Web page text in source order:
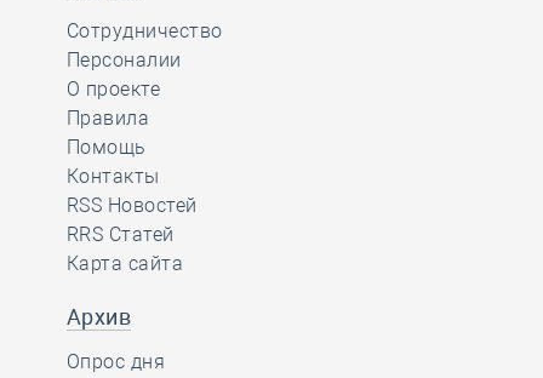
Сотрудничество
Персоналии
О проекте
Правила
Помощь
Контакты
RSS Новостей
RRS Статей
Карта сайта
Архив
Опрос дня